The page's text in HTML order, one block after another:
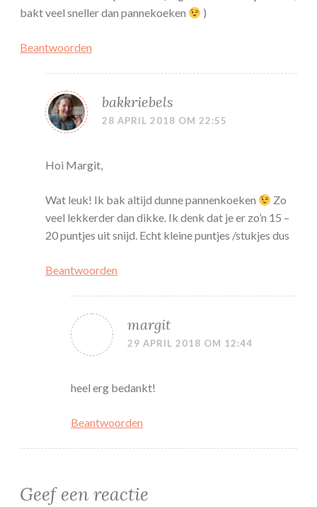
bakt veel sneller dan pannekoeken
)
Beantwoorden
bakkriebels
28 APRIL 2018 OM 22:55
Hoi Margit,
Wat leuk! Ik bak altijd dunne pannenkoeken
Zo
veel lekkerder dan dikke. Ik denk dat je er zo’n 15 –
20 puntjes uit snijd. Echt kleine puntjes /stukjes dus
Beantwoorden
margit
29 APRIL 2018 OM 12:44
heel erg bedankt!
Beantwoorden
Geef een reactie